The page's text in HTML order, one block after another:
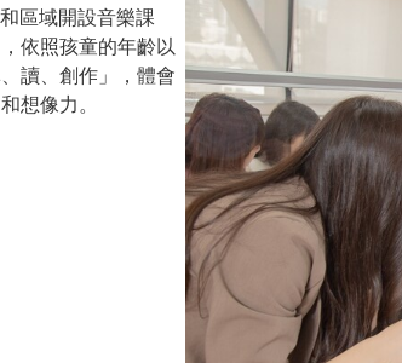
區域開設音樂課
依照孩童的年齡以
讀、創作」，體會
想像力。